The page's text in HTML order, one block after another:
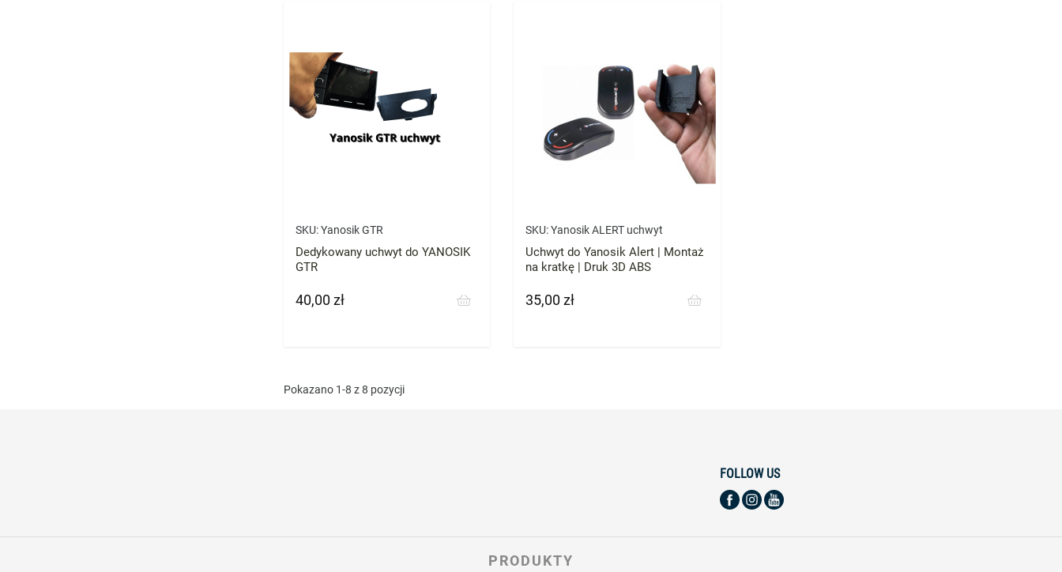
SKU: Yanosik GTR
Dedykowany uchwyt do YANOSIK
GTR
Cena
40,00 zł
SKU: Yanosik ALERT uchwyt
Uchwyt do Yanosik Alert | Montaż
na kratkę | Druk 3D ABS
Cena
35,00 zł
Pokazano 1-8 z 8 pozycji
FOLLOW US
PRODUKTY